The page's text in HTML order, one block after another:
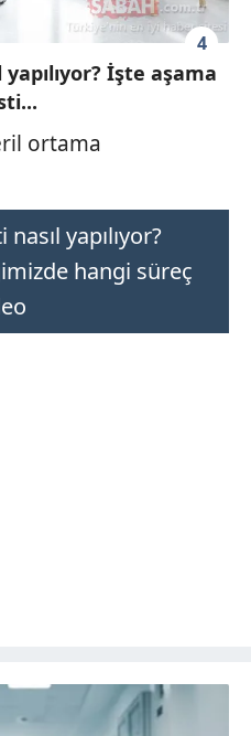
4
İşte aşama
ortama
yapılıyor?
hangi süreç